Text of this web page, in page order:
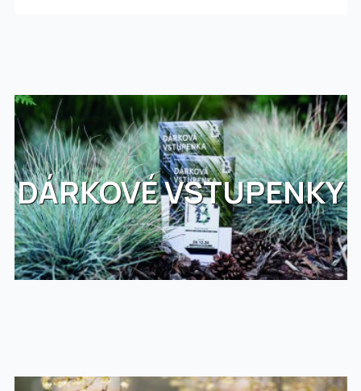
DÁRKOVÉ VSTUPENKY